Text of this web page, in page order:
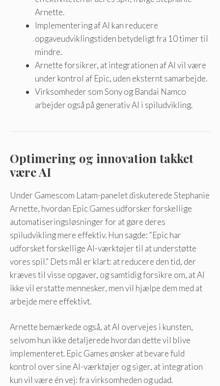
Arnette.
Implementering af AI kan reducere
opgaveudviklingstiden betydeligt fra 10 timer til
mindre.
Arnette forsikrer, at integrationen af ​​AI vil være
under kontrol af Epic, uden eksternt samarbejde.
Virksomheder som Sony og Bandai Namco
arbejder også på generativ AI i spiludvikling.
Optimering og innovation takket
være AI
Under Gamescom Latam-panelet diskuterede Stephanie
Arnette, hvordan Epic Games udforsker forskellige
automatiseringsløsninger for at gøre deres
spiludvikling mere effektiv. Hun sagde: “Epic har
udforsket forskellige AI-værktøjer til at understøtte
vores spil.” Dets mål er klart: at reducere den tid, der
kræves til visse opgaver, og samtidig forsikre om, at AI
ikke vil erstatte mennesker, men vil hjælpe dem med at
arbejde mere effektivt.
Arnette bemærkede også, at AI overvejes i kunsten,
selvom hun ikke detaljerede hvordan dette vil blive
implementeret. Epic Games ønsker at bevare fuld
kontrol over sine AI-værktøjer og siger, at integration
kun vil være én vej: fra virksomheden og udad.